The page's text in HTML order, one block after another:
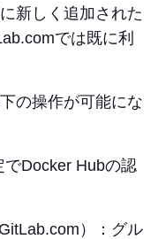
新しく追加された
では既に利
の操作が可能にな
でDocker Hubの認
）：グル